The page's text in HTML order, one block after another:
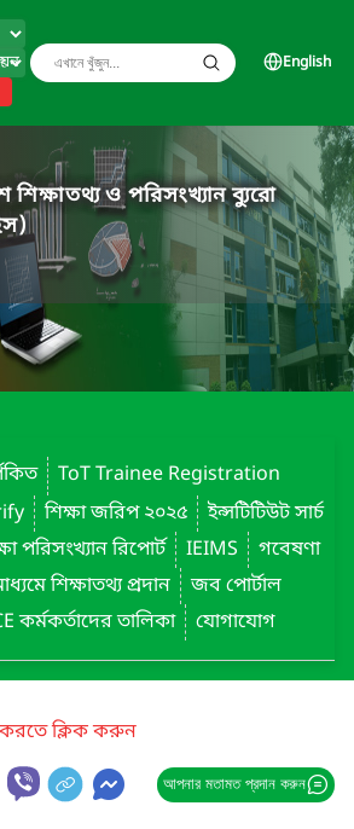
English
শিক্ষাতথ্য ও পরিসংখ্যান ব্যুরো
ToT Trainee Registration
শিক্ষা জরিপ ২০২৫
ইন্সটিটিউট সার্চ
পরিসংখ্যান রিপোর্ট IEIMS
গবেষণা
শিক্ষাতথ্য প্রদান
জব পোর্টাল
কর্মকর্তাদের তালিকা যোগাযোগ
করতে ক্লিক করুন
আপনার মতামত প্রদান করুন